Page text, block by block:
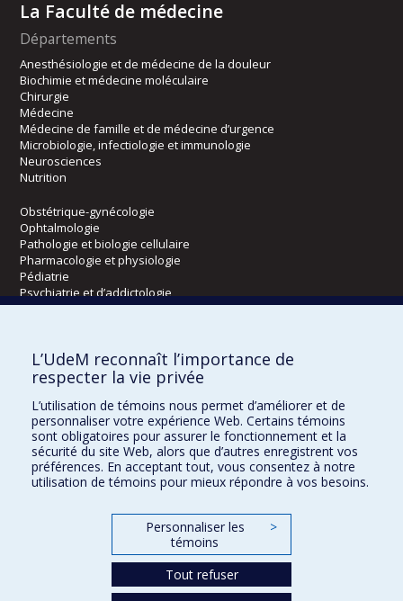
La Faculté de médecine
Départements
Anesthésiologie et de médecine de la douleur
Biochimie et médecine moléculaire
Chirurgie
Médecine
Médecine de famille et de médecine d’urgence
Microbiologie, infectiologie et immunologie
Neurosciences
Nutrition
Obstétrique-gynécologie
Ophtalmologie
Pathologie et biologie cellulaire
Pharmacologie et physiologie
Pédiatrie
Psychiatrie et d’addictologie
Radiologie, radio-oncologie et médecine nucléaire
Écoles
Orthophonie et audiologie
Réadaptation
Directions
L’UdeM reconnaît l’importance de
respecter la vie privée
L’utilisation de témoins nous permet d’améliorer et de
personnaliser votre expérience Web. Certains témoins
sont obligatoires pour assurer le fonctionnement et la
sécurité du site Web, alors que d’autres enregistrent vos
préférences. En acceptant tout, vous consentez à notre
utilisation de témoins pour mieux répondre à vos besoins.
Personnaliser les
témoins
>
Tout refuser